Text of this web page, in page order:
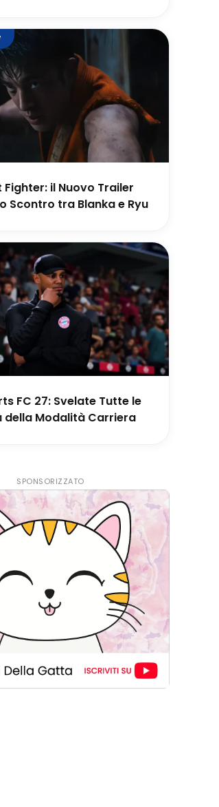
Fighter: il Nuovo Trailer
Scontro tra Blanka e Ryu
FC 27: Svelate Tutte le
della Modalità Carriera
SPONSORIZZATO